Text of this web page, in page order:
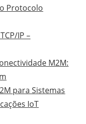
Protocolo
IP –
M2M:
para Sistemas
IoT